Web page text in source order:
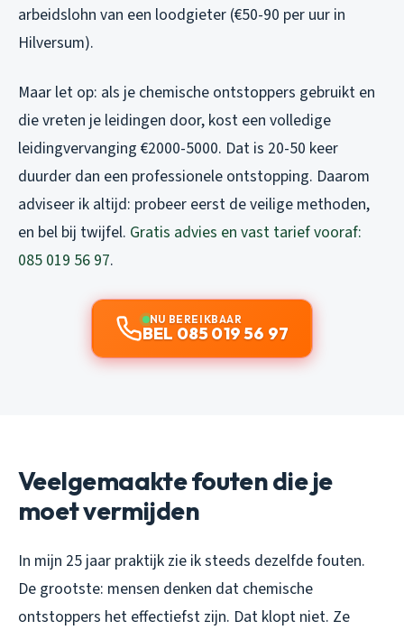
arbeidslohn van een loodgieter (€50-90 per uur in
Hilversum).
Maar let op: als je chemische ontstoppers gebruikt en
die vreten je leidingen door, kost een volledige
leidingvervanging €2000-5000. Dat is 20-50 keer
duurder dan een professionele ontstopping. Daarom
adviseer ik altijd: probeer eerst de veilige methoden,
en bel bij twijfel. Gratis advies en vast tarief vooraf:
085 019 56 97.
NU BEREIKBAAR
BEL 085 019 56 97
Veelgemaakte fouten die je
moet vermijden
In mijn 25 jaar praktijk zie ik steeds dezelfde fouten.
De grootste: mensen denken dat chemische
ontstoppers het effectiefst zijn. Dat klopt niet. Ze